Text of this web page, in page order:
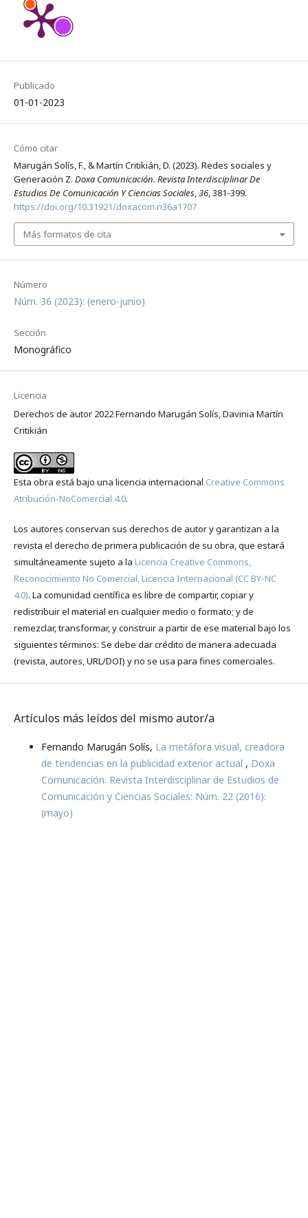
Publicado
01-01-2023
Número
Núm. 36 (2023): (enero-junio)
Sección
Monográfico
Licencia
Derechos de autor 2022 Fernando Marugán Solís, Davinia Martín
Critikián
Esta obra está bajo una licencia internacional Creative Commons
Atribución-NoComercial 4.0.
Los autores conservan sus derechos de autor y garantizan a la
revista el derecho de primera publicación de su obra, que estará
simultáneamente sujeto a la Licencia Creative Commons,
Reconocimiento No Comercial, Licencia Internacional (CC BY-NC
4.0). La comunidad científica es libre de compartir, copiar y
redistribuir el material en cualquier medio o formato; y de
remezclar, transformar, y construir a partir de ese material bajo los
siguientes términos: Se debe dar crédito de manera adecuada
(revista, autores, URL/DOI) y no se usa para fines comerciales.
Cómo citar
Marugán Solís, F., & Martín Critikián, D. (2023). Redes sociales y
Generación Z. Doxa Comunicación. Revista Interdisciplinar De
Estudios De Comunicación Y Ciencias Sociales,36, 381-399.
https://doi.org/10.31921/doxacom.n36a1707
Más formatos de cita
Ureña-Paniego C.
Generational differences in perceived severity of
63(10), e225-e230.
Palomo-Domínguez I. (2024-07-01)
Lithuania: The Role of Online Social Networks.
Sciences, 13(7).
10.3390/socsci13070361
Holúbek J. (2024-06-24)
GENERATION Z'S SOCIAL NETWORKS BEHAVIOR:
29(2), 254-272.
Artículos más leídos del mismo autor/a
Fernando Marugán Solís, La metáfora visual, creadora
de tendencias en la publicidad exterior actual , Doxa
Comunicación. Revista Interdisciplinar de Estudios de
Comunicación y Ciencias Sociales: Núm. 22 (2016):
(mayo)